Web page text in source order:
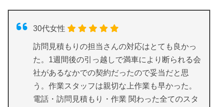
30代女性
訪問見積もりの担当さんの対応はとても良かっ
た。1週間後の引っ越しで満車により断られる会
社があるなかでの契約だったので妥当だと思
う。作業スタッフは親切な上作業も早かった。
電話・訪問見積もり・作業 関わった全てのスタ